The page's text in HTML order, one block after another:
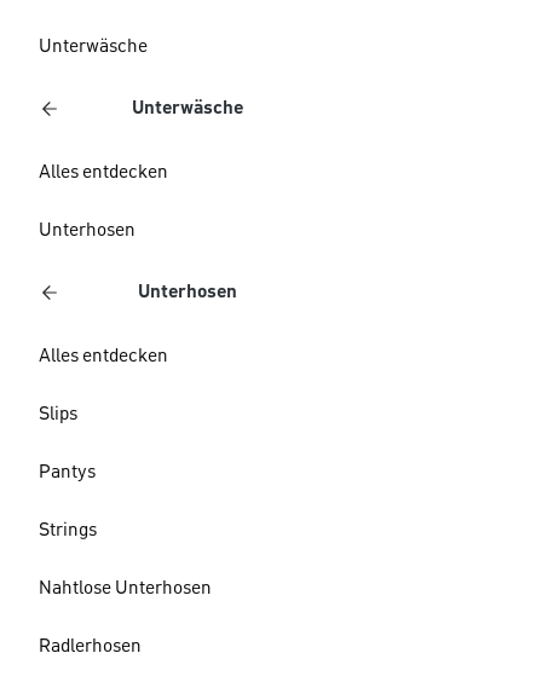
Unterwäsche
Unterwäsche
Alles entdecken
Unterhosen
Unterhosen
Alles entdecken
Slips
Pantys
Strings
Nahtlose Unterhosen
Radlerhosen